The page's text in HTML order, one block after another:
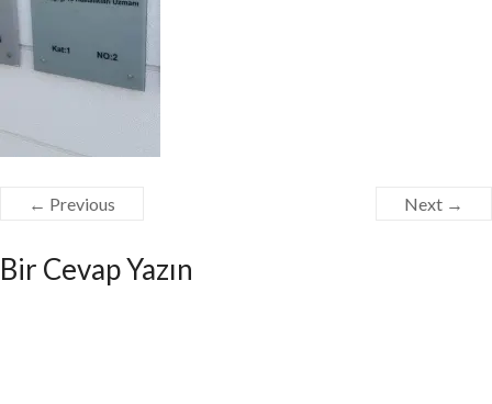
← Previous Next →
Bir Cevap Yazın